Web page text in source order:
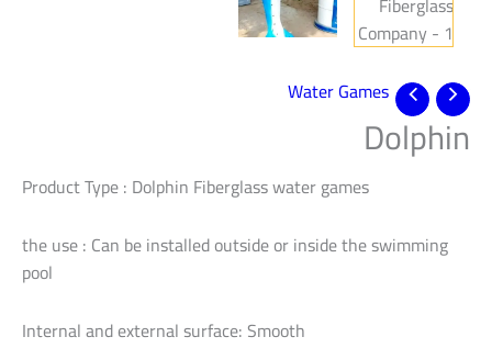
Water Games
Dolphin
Product Type : Dolphin Fiberglass water games
the use : Can be installed outside or inside the swimming
pool
Internal and external surface: Smooth